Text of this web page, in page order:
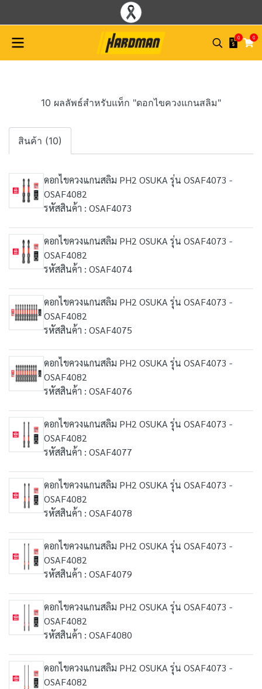
0 0
10 ผลลัพธ์สำหรับแท็ก "ดอกไขควงแกนสลิม"
สินค้า (10)
ดอกไขควงแกนสลิม PH2 OSUKA รุ่น OSAF4073 -
OSAF4082
รหัสสินค้า : OSAF4073
ดอกไขควงแกนสลิม PH2 OSUKA รุ่น OSAF4073 -
OSAF4082
รหัสสินค้า : OSAF4074
ดอกไขควงแกนสลิม PH2 OSUKA รุ่น OSAF4073 -
OSAF4082
รหัสสินค้า : OSAF4075
ดอกไขควงแกนสลิม PH2 OSUKA รุ่น OSAF4073 -
OSAF4082
รหัสสินค้า : OSAF4076
ดอกไขควงแกนสลิม PH2 OSUKA รุ่น OSAF4073 -
OSAF4082
รหัสสินค้า : OSAF4077
ดอกไขควงแกนสลิม PH2 OSUKA รุ่น OSAF4073 -
OSAF4082
รหัสสินค้า : OSAF4078
ดอกไขควงแกนสลิม PH2 OSUKA รุ่น OSAF4073 -
OSAF4082
รหัสสินค้า : OSAF4079
ดอกไขควงแกนสลิม PH2 OSUKA รุ่น OSAF4073 -
OSAF4082
รหัสสินค้า : OSAF4080
ดอกไขควงแกนสลิม PH2 OSUKA รุ่น OSAF4073 -
OSAF4082